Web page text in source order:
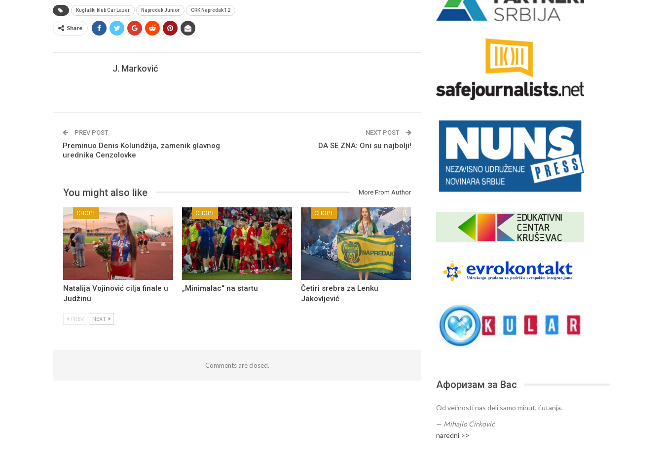
Kuglaški klub Car Lazar Napredak Junior ORK Napredak 12
Share
J. Marković
PREV POST
Preminuo Denis Kolundžija, zamenik glavnog
urednika Cenzolovke
NEXT POST
DA SE ZNA: Oni su najbolji!
You might also like More From Author
СПОРТ
Natalija Vojinović cilja finale u
Judžinu
СПОРТ
„Minimalac“ na startu
СПОРТ
Četiri srebra za Lenku
Jakovljević
PREV NEXT
Comments are closed.
Афоризам за Вас
Od večnosti nas deli samo minut, ćutanja.
— Mihajlo Ćirković
naredni >>